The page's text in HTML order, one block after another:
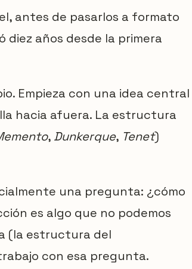
antes de pasarlos a formato
diez años desde la primera
Empieza con una idea central
hacia afuera. La estructura
, Dunkerque, Tenet)
una pregunta: ¿cómo
es algo que no podemos
(la estructura del
con esa pregunta.